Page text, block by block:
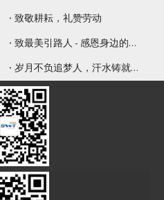
致敬耕耘，礼赞劳动
致最美引路人 - 感恩身边的师傅
岁月不负追梦人，汗水铸就辉煌年